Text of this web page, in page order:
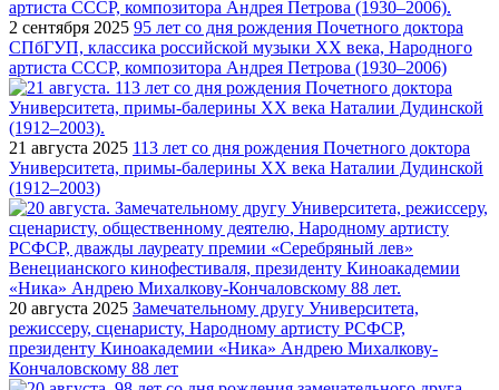
2 сентября 2025 95 лет со дня рождения Почетного доктора
СПбГУП, классика российской музыки ХХ века, Народного
артиста СССР, композитора Андрея Петрова (1930–2006)
21 августа 2025 113 лет со дня рождения Почетного доктора
Университета, примы-балерины XX века Наталии Дудинской
(1912–2003)
20 августа 2025 Замечательному другу Университета,
режиссеру, сценаристу, Народному артисту РСФСР,
президенту Киноакадемии «Ника» Андрею Михалкову-
Кончаловскому 88 лет